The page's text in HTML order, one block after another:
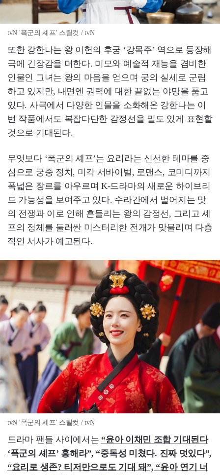
tvN '폭군의 셰프' 스틸컷 / tvN
또한 강한나는 왕 이헌의 후궁 ‘강목주’ 역으로 등장해
극에 긴장감을 더한다. 미모와 예술적 재능을 겸비한
인물인 그녀는 왕의 마음을 얻으며 궁의 실세로 군림
하고 있지만, 내면엔 권력에 대한 끝없는 야망을 품고
있다. 사극에서 다양한 인물을 소화해온 강한나는 이
번 작품에서도 복잡다단한 감정선을 밀도 있게 표현할
것으로 기대된다.
무엇보다 ‘폭군의 셰프’는 요리라는 신선한 테마를 중
심으로 궁중 정치, 미각 서바이벌, 로맨스, 코미디까지
폭넓은 장르를 아우르며 K-드라마의 새로운 하이브리
드 가능성을 보여주고 있다. 수라간에서 벌어지는 맛
의 전쟁과 이로 인해 흔들리는 왕의 감정선, 그리고 셰
프의 정체를 둘러싼 미스터리한 전개가 맞물리며 다층
적인 서사가 예고된다.
tvN '폭군의 셰프' 스틸컷 / tvN
드라마 팬들 사이에서는 “윤아 이채민 조합 기대된다
‘폭군의 셰프’ 흥해라”, “중독성 미쳤다. 진짜 멋있다”,
“요리로 생존? 티저만으로도 기대 돼”, “윤아 연기 너